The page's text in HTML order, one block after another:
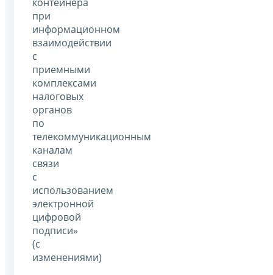
при
информационном
взаимодействии
с
приемными
комплексами
налоговых
органов
по
телекоммуникационным
каналам
связи
с
использованием
электронной
цифровой
подписи»
(с
изменениями)